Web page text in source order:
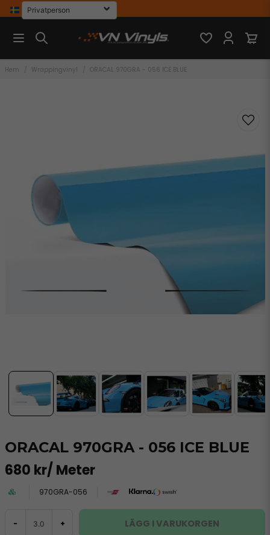
Hem Wrappingvinyl ORACAL 970GRA - 056 ICE BLUE
ORACAL 970GRA - 056 ICE BLUE
680 kr/ Meter
970GRA-056
- + LÄGG I VARUKORGEN